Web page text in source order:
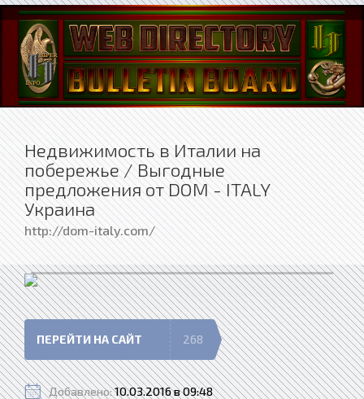
Недвижимость в Италии на
побережье / Выгодные
предложения от DOM - ITALY
Украина
http://dom-italy.com/
ПЕРЕЙТИ НА САЙТ 268
Добавлено:10.03.2016 в 09:48